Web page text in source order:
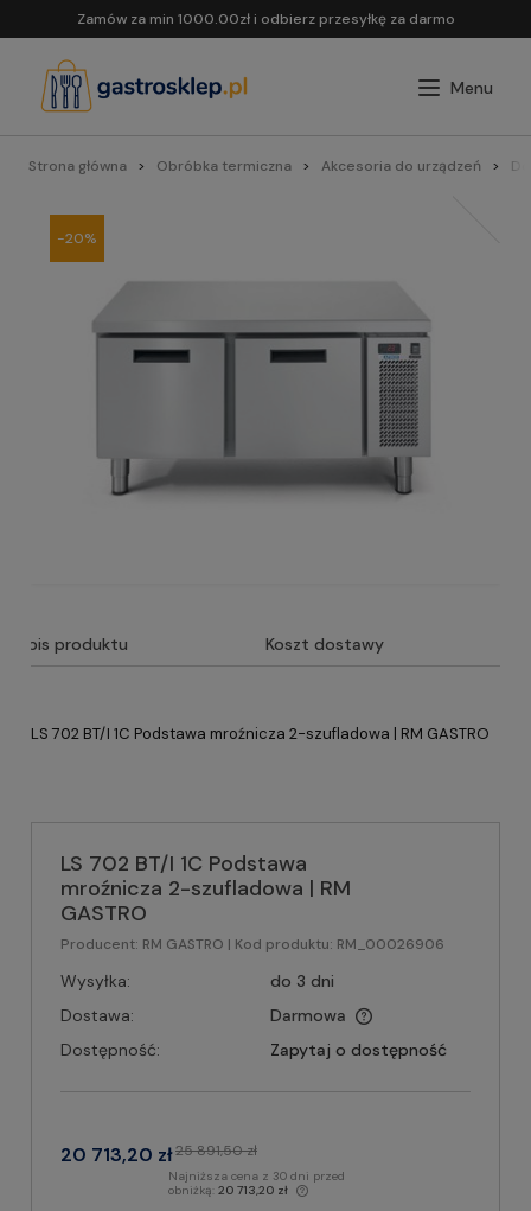
Zamów za min 1000.00zł i odbierz przesyłkę za darmo
Strona główna Obróbka termiczna Akcesoria do urządzeń
-20%
Opis produktu Koszt dostawy
LS 702 BT/I 1C Podstawa mroźnicza 2-szufladowa | RM GASTRO
LS 702 BT/I 1C Podstawa
mroźnicza 2-szufladowa | RM
GASTRO
Producent: RM GASTRO | Kod produktu: RM_00026906
Wysyłka:
do 3 dni
Dostawa:
Darmowa
Dostępność:
Zapytaj o dostępność
20 713,20 zł25 891,50 zł
Najniższa cena z 30 dni przed
obniżką: 20 713,20 zł